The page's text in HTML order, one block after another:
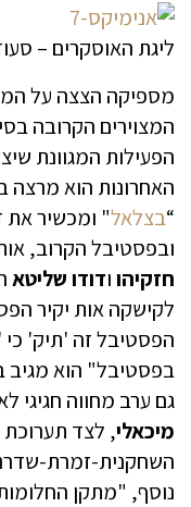
ליגת האוסקרים –
מספיקה הצצה על
המצוירים הקרובה
הפעילות המגוונת
האחרונות הוא מרצה
“בצלאל" ומכשיר את
ובפסטיבל הקרוב,
חזקיהוודודו שליטא
לקישקה אות יקיר
הפסטיבל זה 'תיק'
בפסטיבל" הוא מגיב
גם ערב מחווה חגיגי
מיכאלי, לצד תערוכת
השחקנית-זמרת-
נוסף, "מתקן